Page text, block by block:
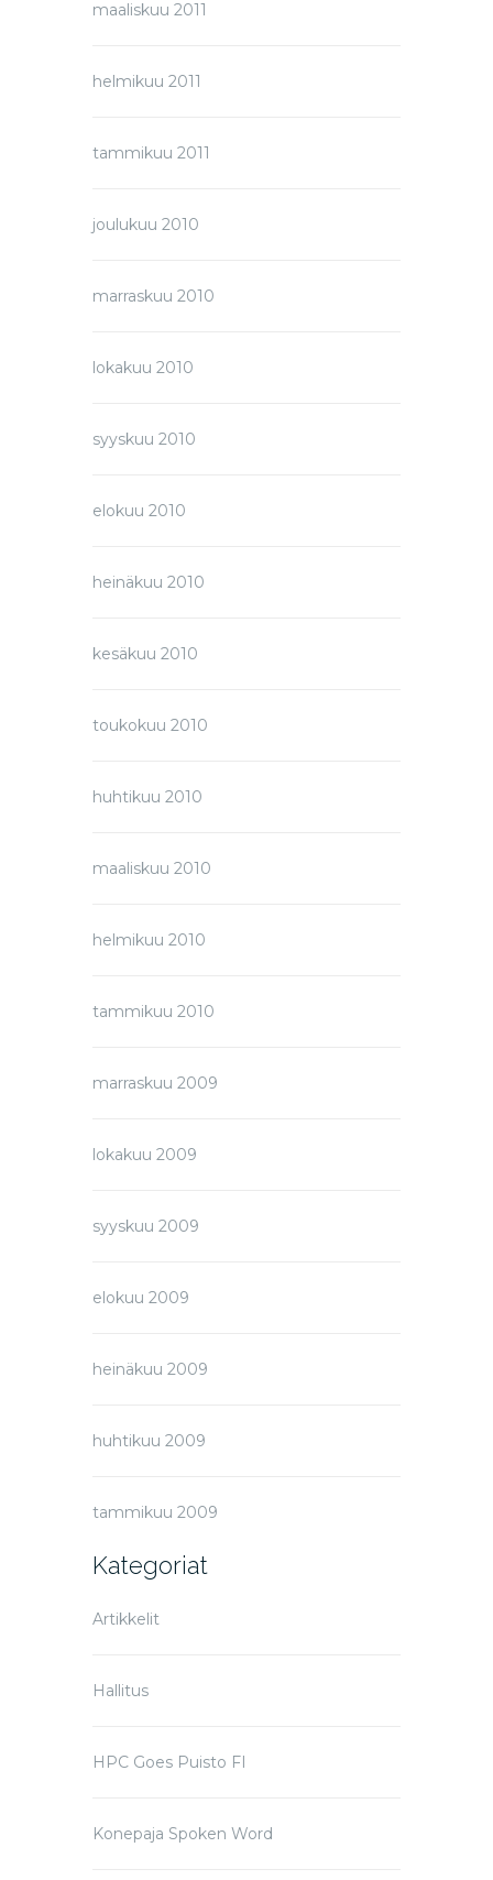
maaliskuu 2011
helmikuu 2011
tammikuu 2011
joulukuu 2010
marraskuu 2010
lokakuu 2010
syyskuu 2010
elokuu 2010
heinäkuu 2010
kesäkuu 2010
toukokuu 2010
huhtikuu 2010
maaliskuu 2010
helmikuu 2010
tammikuu 2010
marraskuu 2009
lokakuu 2009
syyskuu 2009
elokuu 2009
heinäkuu 2009
huhtikuu 2009
tammikuu 2009
Kategoriat
Artikkelit
Hallitus
HPC Goes Puisto FI
Konepaja Spoken Word